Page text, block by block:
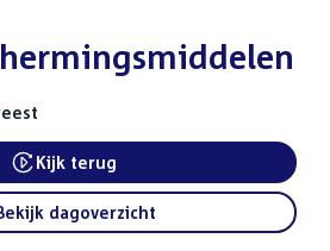
External link:
Kijk terug
dagoverzicht